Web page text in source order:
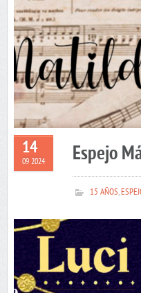
14
09 2024 Espejo
15 AÑOS,